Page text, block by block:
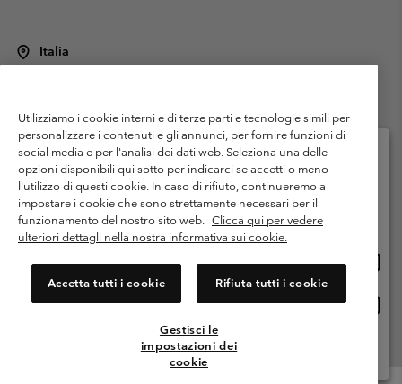
Italia
Termini di utilizzo
Condizioni Generali di Venditaa
Garanzia
Politica sulla privacy
Termini e condizioni del programma di membership
Condizioni di utilizzo dei contenuti generati dagli utenti
Impressum
Cookies
Public CBCR
Servizio clienti: Lun. - ven. 9:00 - 13:00 & 14:00- 18:00
(+)390694804176
Utilizziamo i cookie interni e di terze parti e tecnologie simili per
personalizzare i contenuti e gli annunci, per fornire funzioni di
social media e per l'analisi dei dati web. Seleziona una delle
opzioni disponibili qui sotto per indicarci se accetti o meno
l'utilizzo di questi cookie. In caso di rifiuto, continueremo a
impostare i cookie che sono strettamente necessari per il
funzionamento del nostro sito web. Clicca qui per vedere
ulteriori dettagli nella nostra informativa sui cookie.
Accetta tutti i cookie Rifiuta tutti i cookie
Gestisci le
impostazioni dei
cookie
Seleziona il paese di spedizione e la lingua
Shopping online disponibile
online
Italia
online
Visualizza Tutti I Paesi